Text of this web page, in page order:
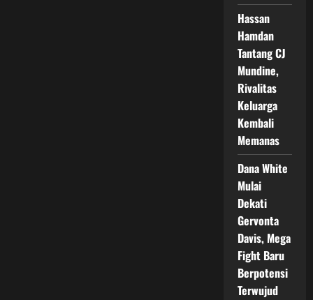
Hassan
Hamdan
Tantang CJ
Mundine,
Rivalitas
Keluarga
Kembali
Memanas
Dana White
Mulai
Dekati
Gervonta
Davis, Mega
Fight Baru
Berpotensi
Terwujud